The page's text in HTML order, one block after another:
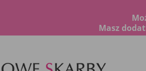
Masz